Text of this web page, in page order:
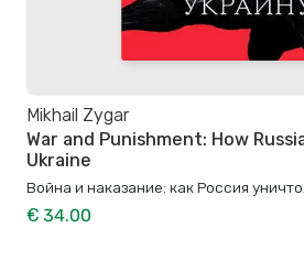
Mikhail Zygar
War and Punishment: How
Ukraine
Война и наказание: как Россия
€ 34.00